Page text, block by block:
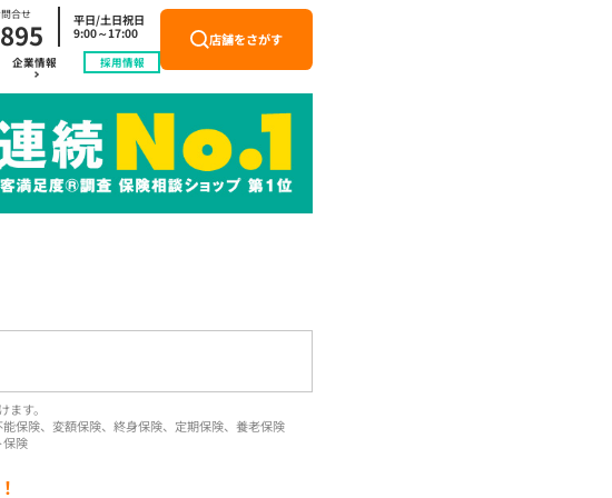
合せ
平日/土日祝日
9:00～17:00
企業情報 採用情報
店舗をさがす
す。
保険、変額保険、終身保険、定期保険、養老保険
保険